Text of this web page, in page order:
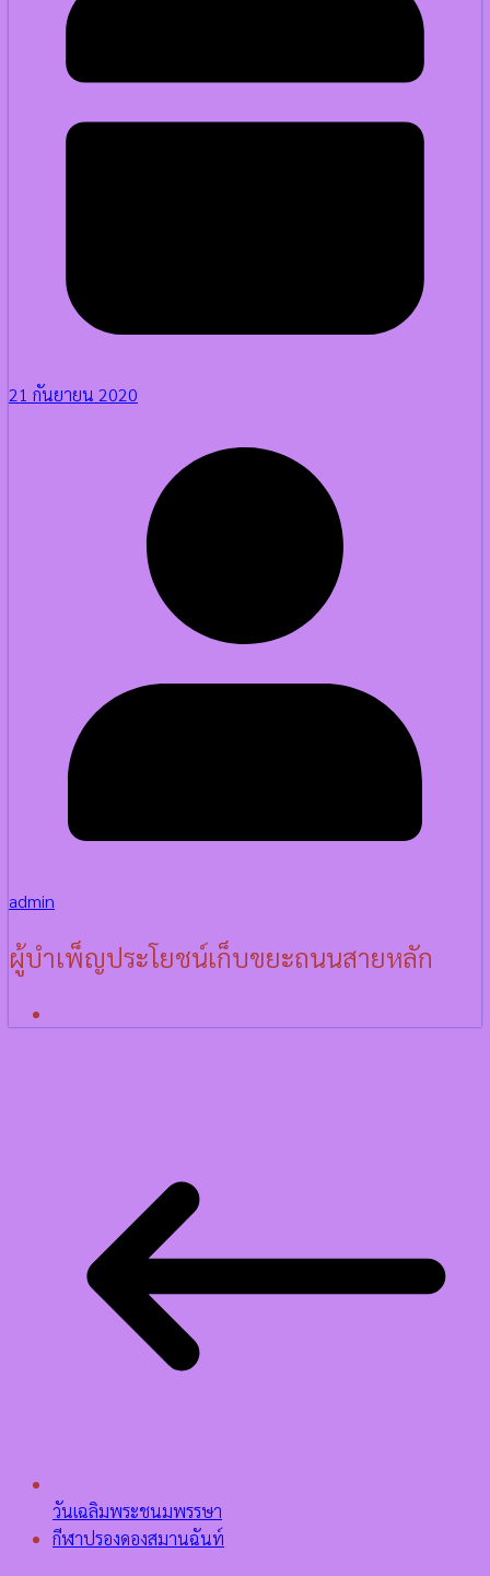
21 กันยายน 2020
admin
ผู้บำเพ็ญ​ประโยชน์​เก็บขยะถนนสายหลัก
วันเฉลิมพระชนมพรรษา
กีฬาปรองดองสมานฉันท์